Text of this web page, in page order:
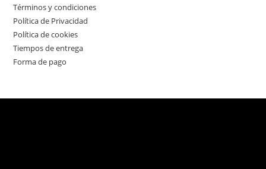
Términos y condiciones
Política de Privacidad
Política de cookies
Tiempos de entrega
Forma de pago